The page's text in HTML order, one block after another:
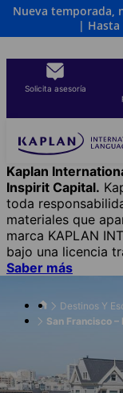
Skip
content
Solicita asesoría
Kaplan
Inspirit Capital.
toda
materiales que
marca KAPLAN
bajo una licencia
Saber más
Nueva temporada,
| Hasta
Destinos Y
San Francisco –